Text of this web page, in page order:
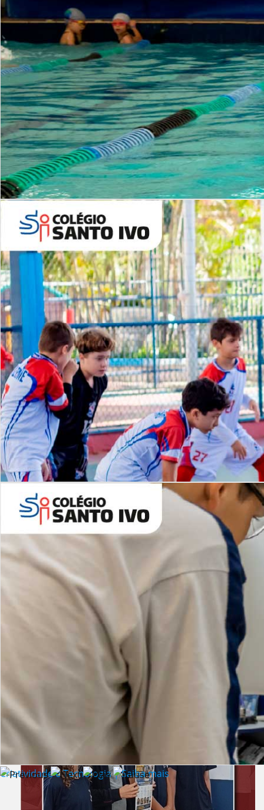
Período Integral | Saiba mais
Desafios | Saiba mais
Criatividade e Tecnologia | Saiba mais
INSTITUCIONAL
Lista de vídeos
NOSSOCANAL